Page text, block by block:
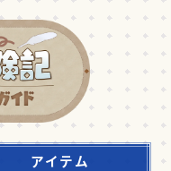
アイテム